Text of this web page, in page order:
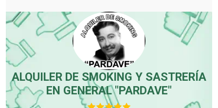
ALQUILER DE SMOKING Y SASTRERÍA
EN GENERAL "PARDAVE"